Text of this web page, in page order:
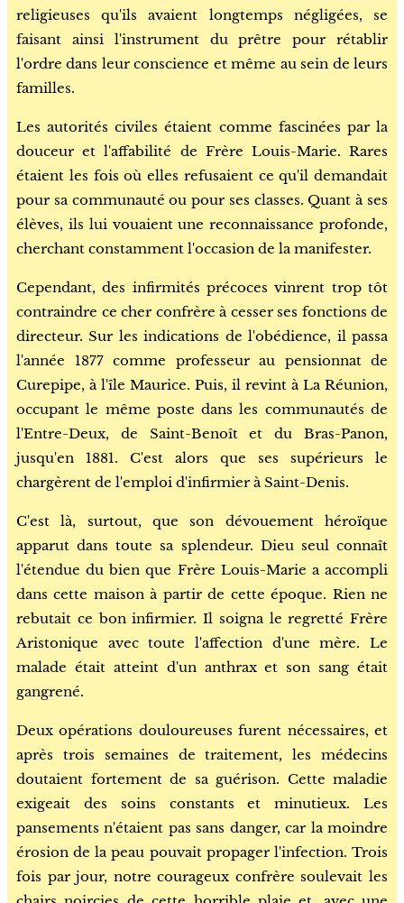
religieuses qu'ils avaient longtemps négligées, se
faisant ainsi l'instrument du prêtre pour rétablir
l'ordre dans leur conscience et même au sein de leurs
familles.
Les autorités civiles étaient comme fascinées par la
douceur et l'affabilité de Frère Louis-Marie. Rares
étaient les fois où elles refusaient ce qu'il demandait
pour sa communauté ou pour ses classes. Quant à ses
élèves, ils lui vouaient une reconnaissance profonde,
cherchant constamment l'occasion de la manifester.
Cependant, des infirmités précoces vinrent trop tôt
contraindre ce cher confrère à cesser ses fonctions de
directeur. Sur les indications de l'obédience, il passa
l'année 1877 comme professeur au pensionnat de
Curepipe, à l'île Maurice. Puis, il revint à La Réunion,
occupant le même poste dans les communautés de
l'Entre-Deux, de Saint-Benoît et du Bras-Panon,
jusqu'en 1881. C'est alors que ses supérieurs le
chargèrent de l'emploi d'infirmier à Saint-Denis.
C'est là, surtout, que son dévouement héroïque
apparut dans toute sa splendeur. Dieu seul connaît
l'étendue du bien que Frère Louis-Marie a accompli
dans cette maison à partir de cette époque. Rien ne
rebutait ce bon infirmier. Il soigna le regretté Frère
Aristonique avec toute l'affection d'une mère. Le
malade était atteint d'un anthrax et son sang était
gangrené.
Deux opérations douloureuses furent nécessaires, et
après trois semaines de traitement, les médecins
doutaient fortement de sa guérison. Cette maladie
exigeait des soins constants et minutieux. Les
pansements n'étaient pas sans danger, car la moindre
érosion de la peau pouvait propager l'infection. Trois
fois par jour, notre courageux confrère soulevait les